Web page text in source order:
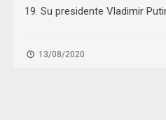
19. Su presidente Vladimir
13/08/2020